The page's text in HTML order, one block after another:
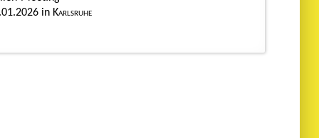
Karlsruhe